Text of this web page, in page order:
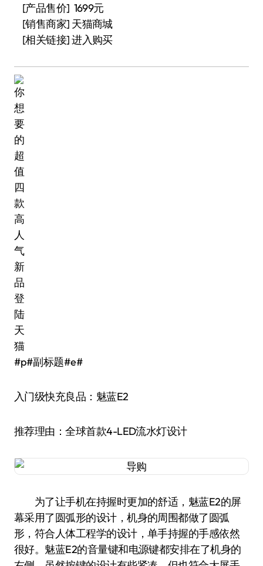
[产品售价] 1699元
[销售商家] 天猫商城
[相关链接] 进入购买
#p#副标题#e#
入门级快充良品：魅蓝E2
推荐理由：全球首款4-LED流水灯设计
为了让手机在持握时更加的舒适，魅蓝E2的屏
幕采用了圆弧形的设计，机身的周围都做了圆弧
形，符合人体工程学的设计，单手持握的手感依然
很好。魅蓝E2的音量键和电源键都安排在了机身的